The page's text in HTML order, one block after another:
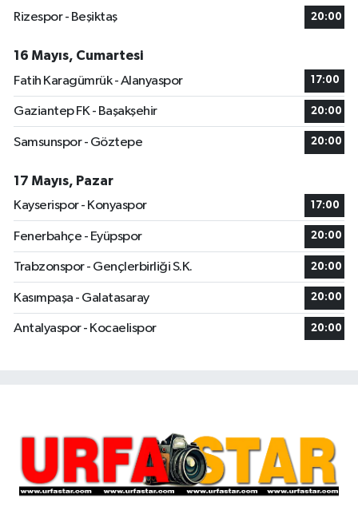
Rizespor - Beşiktaş
20:00
16 Mayıs, Cumartesi
Fatih Karagümrük - Alanyaspor
17:00
Gaziantep FK - Başakşehir 20:00
Samsunspor - Göztepe 20:00
17 Mayıs, Pazar
Kayserispor - Konyaspor
17:00
Fenerbahçe - Eyüpspor 20:00
Trabzonspor - Gençlerbirliği S.K. 20:00
Kasımpaşa - Galatasaray 20:00
Antalyaspor - Kocaelispor 20:00